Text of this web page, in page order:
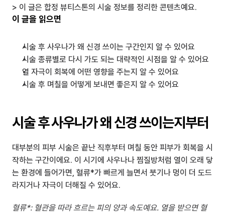
> 이 글은 합정 뷰티스톤의 시술 정보를 정리한 콘텐츠예요.
이 글을 읽으면
시술 후 사우나가 왜 신경 쓰이는 구간인지 알 수 있어요
시술 종류별로 다시 가도 되는 대략적인 시점을 알 수 있어요
열 자극이 회복에 어떤 영향을 주는지 알 수 있어요
시술 후 며칠을 어떻게 보내면 좋은지 알 수 있어요
시술 후 사우나가 왜 신경 쓰이는지부터
대부분의 피부 시술은 끝난 직후부터 며칠 동안 피부가 회복을 시
작하는 구간이에요. 이 시기에 사우나나 찜질방처럼 열이 오래 닿
는 환경에 들어가면, 혈류*가 빠르게 늘면서 붓기나 멍이 더 도드
라지거나 자극이 더해질 수 있어요.
혈류*: 혈관을 따라 흐르는 피의 양과 속도예요. 열을 받으면 혈